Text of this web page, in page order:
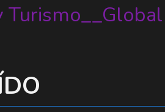
Turismo__Global